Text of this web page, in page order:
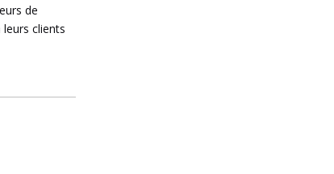
de
clients